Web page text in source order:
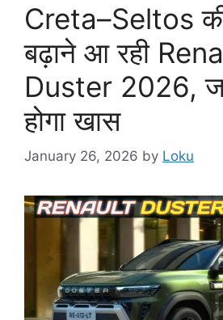
Creta–Seltos
बढ़ाने आ रही
Duster 2026,
होगा खास
January 26, 2026 by Loku